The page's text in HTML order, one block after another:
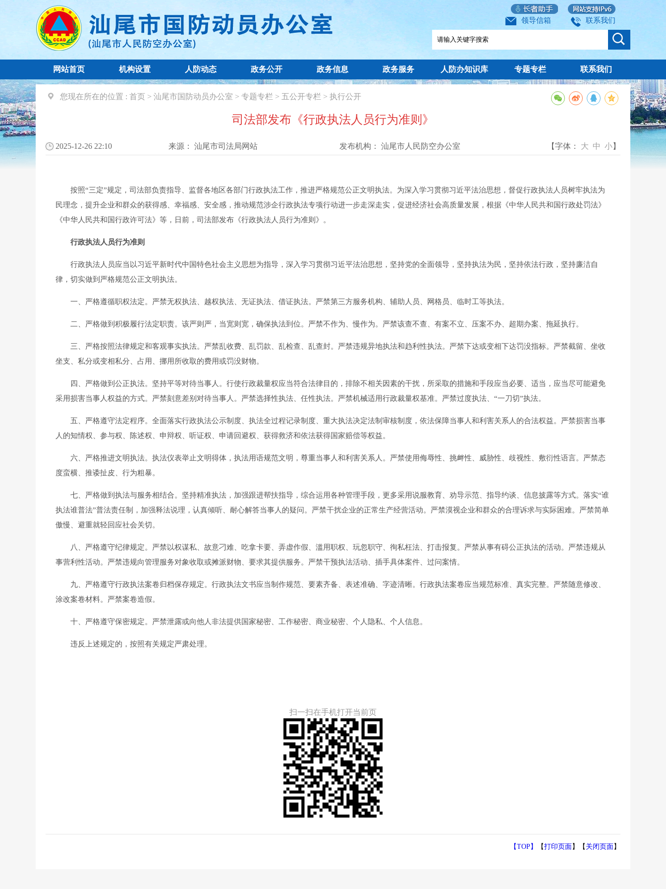
领导信箱 联系我们
网站首页 机构设置 人防动态 政务公开 政务信息 政务服务 人防办知识库 专题专栏 联系我们
您现在所在的位置 : 首页 > 汕尾市国防动员办公室 > 专题专栏 > 五公开专栏 > 执行公开
司法部发布《行政执法人员行为准则》
2025-12-26 22:10 来源： 汕尾市司法局网站 发布机构： 汕尾市人民防空办公室 【字体： 大 中 小】
按照“三定”规定，司法部负责指导、监督各地区各部门行政执法工作，推进严格规范公正文明执法。为深入学习贯彻习近平法治思想，督促行政执法人员树牢执法为
民理念，提升企业和群众的获得感、幸福感、安全感，推动规范涉企行政执法专项行动进一步走深走实，促进经济社会高质量发展，根据《中华人民共和国行政处罚法》
《中华人民共和国行政许可法》等，日前，司法部发布《行政执法人员行为准则》。
行政执法人员行为准则
行政执法人员应当以习近平新时代中国特色社会主义思想为指导，深入学习贯彻习近平法治思想，坚持党的全面领导，坚持执法为民，坚持依法行政，坚持廉洁自
律，切实做到严格规范公正文明执法。
一、严格遵循职权法定。严禁无权执法、越权执法、无证执法、借证执法。严禁第三方服务机构、辅助人员、网格员、临时工等执法。
二、严格做到积极履行法定职责。该严则严，当宽则宽，确保执法到位。严禁不作为、慢作为。严禁该查不查、有案不立、压案不办、超期办案、拖延执行。
三、严格按照法律规定和客观事实执法。严禁乱收费、乱罚款、乱检查、乱查封。严禁违规异地执法和趋利性执法。严禁下达或变相下达罚没指标。严禁截留、坐收
坐支、私分或变相私分、占用、挪用所收取的费用或罚没财物。
四、严格做到公正执法。坚持平等对待当事人。行使行政裁量权应当符合法律目的，排除不相关因素的干扰，所采取的措施和手段应当必要、适当，应当尽可能避免
采用损害当事人权益的方式。严禁刻意差别对待当事人。严禁选择性执法、任性执法。严禁机械适用行政裁量权基准。严禁过度执法、“一刀切”执法。
五、严格遵守法定程序。全面落实行政执法公示制度、执法全过程记录制度、重大执法决定法制审核制度，依法保障当事人和利害关系人的合法权益。严禁损害当事
人的知情权、参与权、陈述权、申辩权、听证权、申请回避权、获得救济和依法获得国家赔偿等权益。
六、严格推进文明执法。执法仪表举止文明得体，执法用语规范文明，尊重当事人和利害关系人。严禁使用侮辱性、挑衅性、威胁性、歧视性、敷衍性语言。严禁态
度蛮横、推诿扯皮、行为粗暴。
七、严格做到执法与服务相结合。坚持精准执法，加强跟进帮扶指导，综合运用各种管理手段，更多采用说服教育、劝导示范、指导约谈、信息披露等方式。落实“谁
执法谁普法”普法责任制，加强释法说理，认真倾听、耐心解答当事人的疑问。严禁干扰企业的正常生产经营活动。严禁漠视企业和群众的合理诉求与实际困难。严禁简单
傲慢、避重就轻回应社会关切。
八、严格遵守纪律规定。严禁以权谋私、故意刁难、吃拿卡要、弄虚作假、滥用职权、玩忽职守、徇私枉法、打击报复。严禁从事有碍公正执法的活动。严禁违规从
事营利性活动。严禁违规向管理服务对象收取或摊派财物、要求其提供服务。严禁干预执法活动、插手具体案件、过问案情。
九、严格遵守行政执法案卷归档保存规定。行政执法文书应当制作规范、要素齐备、表述准确、字迹清晰。行政执法案卷应当规范标准、真实完整。严禁随意修改、
涂改案卷材料。严禁案卷造假。
十、严格遵守保密规定。严禁泄露或向他人非法提供国家秘密、工作秘密、商业秘密、个人隐私、个人信息。
违反上述规定的，按照有关规定严肃处理。
扫一扫在手机打开当前页
【TOP】 【打印页面 】【 关闭页面 】